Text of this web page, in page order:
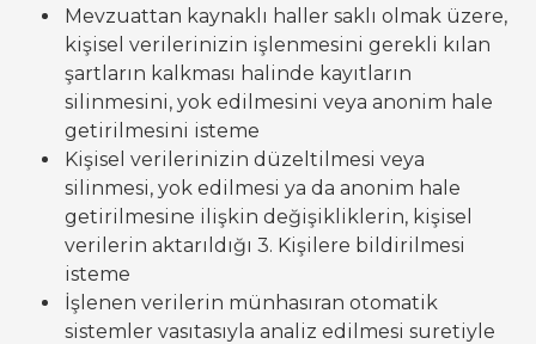
Mevzuattan kaynaklı haller saklı olmak üzere,
kişisel verilerinizin işlenmesini gerekli kılan
şartların kalkması halinde kayıtların
silinmesini, yok edilmesini veya anonim hale
getirilmesini isteme
Kişisel verilerinizin düzeltilmesi veya
silinmesi, yok edilmesi ya da anonim hale
getirilmesine ilişkin değişikliklerin, kişisel
verilerin aktarıldığı 3. Kişilere bildirilmesi
isteme
İşlenen verilerin münhasıran otomatik
sistemler vasıtasıyla analiz edilmesi suretiyle